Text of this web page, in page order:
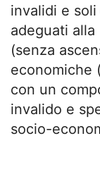
invalidi e
adeguati
(senza
economiche
con un
invalido e
socio-